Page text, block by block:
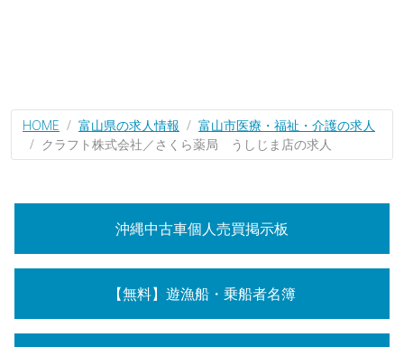
HOME 富山県の求人情報
富山市医療・福祉・介護の求人
クラフト株式会社／さくら薬局 うしじま店の求人
沖縄中古車個人売買掲示板
【無料】遊漁船・乗船者名簿